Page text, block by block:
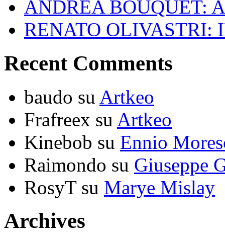
ANDREA BOUQUET:
RENATO OLIVASTRI:
Recent Comments
baudo su Artkeo
Frafreex su Artkeo
Kinebob su Ennio
Raimondo su Giuseppe
RosyTsu Marye Mislay
Archives